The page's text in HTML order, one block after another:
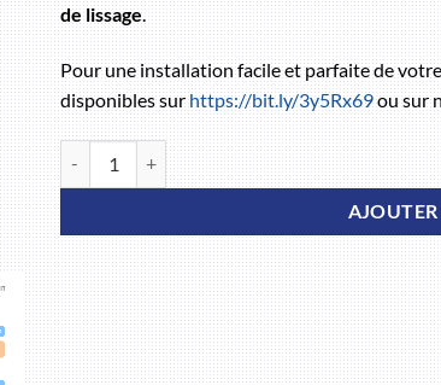
de lissage.
Pour une installation facile et parfaite de
disponibles surhttps://bit.ly/3y5Rx69ou sur
quantité de OUKITEL WP32